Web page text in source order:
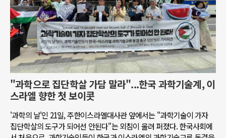
"과학으로 집단학살 가담 말라"...한국 과학기술계, 이
스라엘 향한 첫 보이콧
'과학의 날'인 21일, 주한이스라엘대사관 앞에서는 "과학기술이 가자
집단학살의 도구가 되어선 안된다"는 외침이 울려 퍼졌다. 한국사회에